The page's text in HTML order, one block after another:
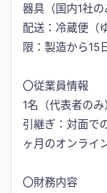
器具（国内1社の
配送：冷蔵便（
限：製造から15
〇従業員情報
1名（代表者の
引継ぎ：対面で
ヶ月のオンライ
〇財務内容